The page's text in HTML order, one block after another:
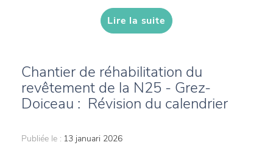
Lire la suite
Chantier de réhabilitation du
revêtement de la N25 - Grez-
Doiceau : Révision du calendrier
Publiée le : 13 januari 2026